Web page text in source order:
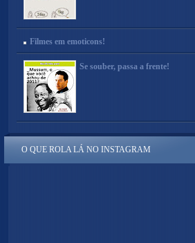
Filmes em emoticons!
Se souber, passa a frente!
O QUE ROLA LÁ NO INSTAGRAM